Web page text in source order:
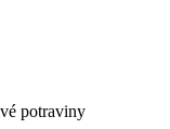
potraviny